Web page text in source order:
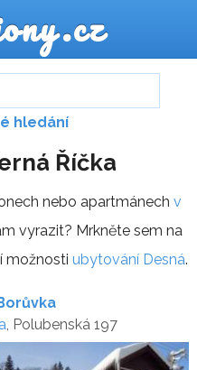
hledání
Říčka
nebo apartmánech v
vyrazit? Mrkněte sem na
možnosti ubytování Desná.
, Polubenská 197